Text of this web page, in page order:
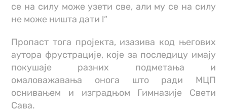
се на силу може узети све, али му се на силу
не може ништа дати !“
Пропаст тога пројекта, изазива код његових
аутора фрустрације, које за последицу имају
покушаје разних подметања и
омаловажавања онога што ради МЦП
оснивањем и изградњом Гимназије Свети
Сава.